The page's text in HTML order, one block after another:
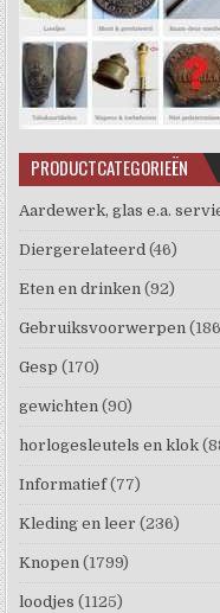
PRODUCTCATEGORIEËN
Aardewerk, glas e.a.
Diergerelateerd (46)
Eten en drinken (92)
Gebruiksvoorwerpen
Gesp (170)
gewichten (90)
horlogesleutels en klok
Informatief (77)
Kleding en leer (236)
Knopen (1799)
loodjes (1125)